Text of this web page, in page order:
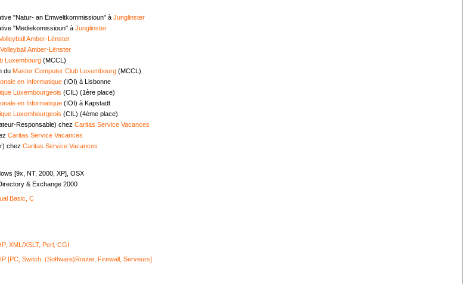
"Natur- an Ëmweltkommissioun" à Junglinster
"Mediekomissioun" à Junglinster
Amber-Lënster
Volleyball Amber-Lënster
Luxembourg (MCCL)
du Master Computer Club Luxembourg (MCCL)
en Informatique (IOI) à Lisbonne
Luxembourgeois (CIL) (1ère place)
en Informatique (IOI) à Kapstadt
Luxembourgeois (CIL) (4ème place)
Responsable) chez Caritas Service Vacances
Caritas Service Vacances
chez Caritas Service Vacances
[9x, NT, 2000, XP], OSX
& Exchange 2000
Basic, C
XML/XSLT, Perl, CGI
[PC, Switch, (Software)Router, Firewall, Serveurs]